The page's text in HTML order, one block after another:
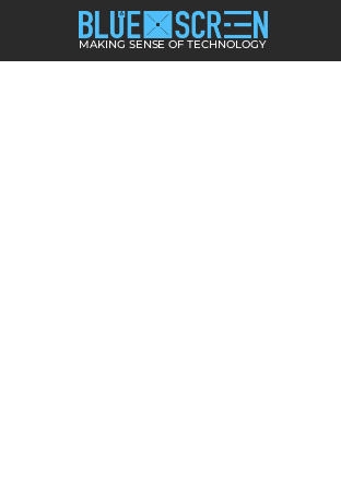
MAKING SENSE OF TECHNOLOGY